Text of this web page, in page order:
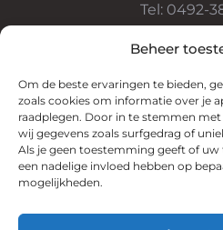
Beheer
Om de beste ervaringen te bieden,
zoals cookies om informatie over je
raadplegen. Door in te stemmen
wij gegevens zoals surfgedrag of
Als je geen toestemming geeft of
een nadelige invloed hebben op
mogelijkheden.
Tel: 0492-
Email:
Volg